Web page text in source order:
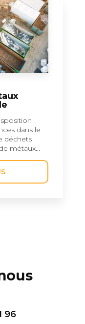
dans le
déchets
métaux...
96